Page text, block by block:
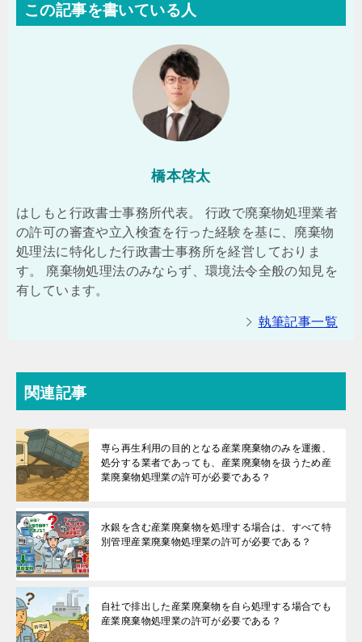
この記事を書いている人
橋本啓太
はしもと行政書士事務所代表。 行政で廃棄物処理業者
の許可の審査や立入検査を行った経験を基に、廃棄物
処理法に特化した行政書士事務所を経営しておりま
す。 廃棄物処理法のみならず、環境法令全般の知見を
有しています。
執筆記事一覧
関連記事
専ら再生利用の目的となる産業廃棄物のみを運搬、
処分する業者であっても、産業廃棄物を扱うため産
業廃棄物処理業の許可が必要である？
水銀を含む産業廃棄物を処理する場合は、すべて特
別管理産業廃棄物処理業の許可が必要である？
自社で排出した産業廃棄物を自ら処理する場合でも
産業廃棄物処理業の許可が必要である？